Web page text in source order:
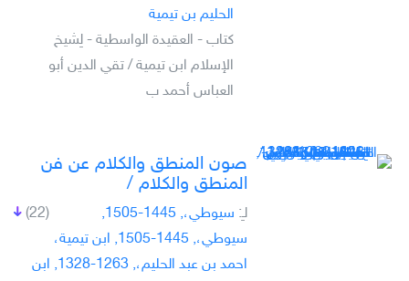
الحليم بن تيمية
كتاب - العقيدة الواسطية - لِشيخ
الإسلام ابن تيمية / تقي الدين أبو
العباس أحمد ب
صون المنطق والكلام عن فن
المنطق والكلام /
(22) لـِ:
سيوطي،, 1445-1505,
سيوطي،, 1445-1505, ابن تيمية،
احمد بن عبد الحليم،, 1263-1328, ابن